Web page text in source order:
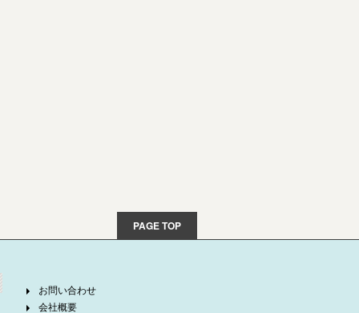
PAGE TOP
お問い合わせ
会社概要